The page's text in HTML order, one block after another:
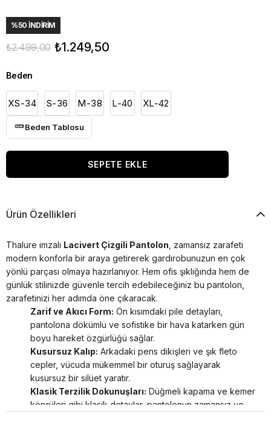
%50 İNDIRIM
₺2.499,00 ₺1.249,50
Beden
XS-34 S-36 M-38 L-40 XL-42
Beden Tablosu
Ürün Özellikleri
Thalure imzalı Lacivert Çizgili Pantolon , zamansız zarafeti
modern konforla bir araya getirerek gardırobunuzun en çok
yönlü parçası olmaya hazırlanıyor. Hem ofis şıklığında hem de
günlük stilinizde güvenle tercih edebileceğiniz bu pantolon,
zarafetinizi her adımda öne çıkaracak.
Zarif ve Akıcı Form: Ön kısımdaki pile detayları,
pantolona dökümlü ve sofistike bir hava katarken gün
boyu hareket özgürlüğü sağlar.
Kusursuz Kalıp: Arkadaki pens dikişleri ve şık fleto
cepler, vücuda mükemmel bir oturuş sağlayarak
kusursuz bir silüet yaratır.
Klasik Terzilik Dokunuşları: Düğmeli kapama ve kemer
köprüleri gibi klasik detaylar, pantolonun zamansız ve